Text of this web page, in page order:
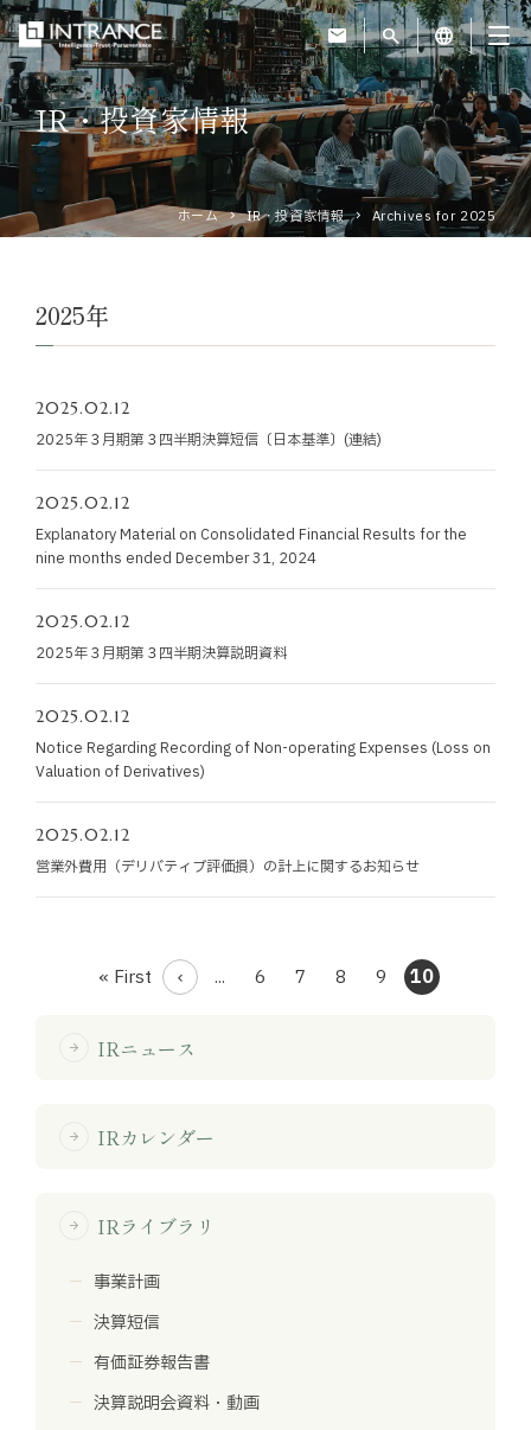
mail search language
トップ
企業情報
運営ホテル
IR・投資家情報
お知らせ
お役立ちコラム
採用情報
お問い合わせ
免責事項サイトマップ
IR・投資家情報
ホーム IR・投資家情報 Archives for 2025
2025年
2025.02.12
2025年３月期第３四半期決算短信〔日本基準〕(連結)
2025.02.12
Explanatory Material on Consolidated Financial Results for the
nine months ended December 31, 2024
2025.02.12
2025年３月期第３四半期決算説明資料
2025.02.12
Notice Regarding Recording of Non-operating Expenses (Loss on
Valuation of Derivatives)
2025.02.12
営業外費用（デリバティブ評価損）の計上に関するお知らせ
« First ... 6 7 8 9 10
arrow_forward IRニュース
arrow_forward IRカレンダー
arrow_forward IRライブラリ
事業計画
決算短信
有価証券報告書
決算説明会資料・動画